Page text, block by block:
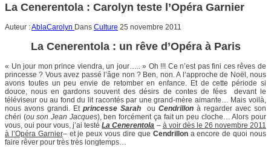
La Cenerentola : Carolyn teste l’Opéra Garnier
Auteur :AblaCarolyn Dans Culture 25 novembre 2011
La Cenerentola : un rêve d’Opéra à Paris
« Un jour mon prince viendra, un jour….. » Oh !!! Ce n’est pas fini ces rêves de
princesse ? Vous avez passé l’âge non ? Ben, non. A l’approche de Noël, nous
avons toutes un peu envie de retomber en enfance. Et de cette période si
douce, nous en gardons souvent des désirs de contes de fées devant le
téléviseur ou au fond du lit racontés par une grand-mère aimante… Mais voilà,
nous avons grandi. Et princesse Sarah ou Cendrillon à regarder avec son
chéri (ou son Jean Jacques), ben forcément ça fait un peu cloche… Alors pour
vous, oui pour vous, j’ai testéLa Cenerentola – à voir dès le 26 novembre 2011
à l’Opéra Garnier– et je peux vous dire que Cendrillona encore de quoi nous
faire rêver pour très très longtemps…